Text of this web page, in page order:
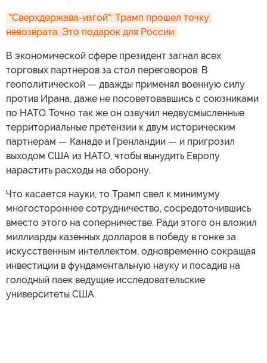
"Сверхдержава-изгой": Трамп прошел точку
невозврата. Это подарок для России
В экономической сфере президент загнал всех
торговых партнеров за стол переговоров. В
геополитической — дважды применял военную силу
против Ирана, даже не посоветовавшись с союзниками
по НАТО. Точно так же он озвучил недвусмысленные
территориальные претензии к двум историческим
партнерам — Канаде и Гренландии — и пригрозил
выходом США из НАТО, чтобы вынудить Европу
нарастить расходы на оборону.
Что касается науки, то Трамп свел к минимуму
многостороннее сотрудничество, сосредоточившись
вместо этого на соперничестве. Ради этого он вложил
миллиарды казенных долларов в победу в гонке за
искусственным интеллектом, одновременно сокращая
инвестиции в фундаментальную науку и посадив на
голодный паек ведущие исследовательские
университеты США.